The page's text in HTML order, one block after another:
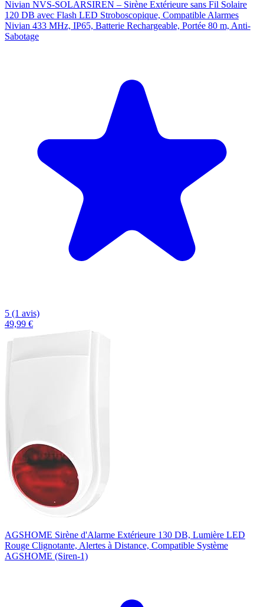
Nivian NVS-SOLARSIREN – Sirène Extérieure sans Fil Solaire
120 DB avec Flash LED Stroboscopique, Compatible Alarmes
Nivian 433 MHz, IP65, Batterie Rechargeable, Portée 80 m, Anti-
Sabotage
5 (1 avis)
49,99 €
AGSHOME Sirène d'Alarme Extérieure 130 DB, Lumière LED
Rouge Clignotante, Alertes à Distance, Compatible Système
AGSHOME (Siren-1)